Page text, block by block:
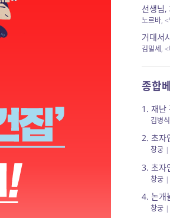
노르바, <
거대서
김밀세, <
종합
1. 재난
김병식
2. 초자연
창궁|
3. 초자
창궁|
4. 논개
창궁|